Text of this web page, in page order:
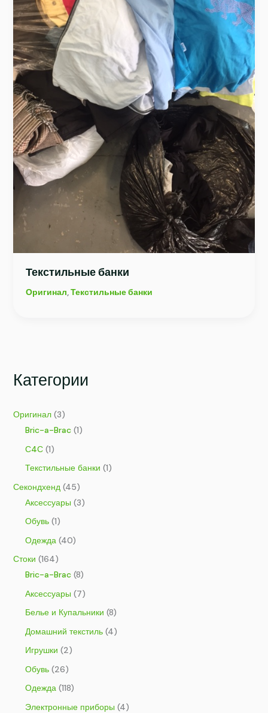
Текстильные банки
Оригинал,Текстильные банки
Категории
Оригинал(3)
Bric-a-Brac(1)
С4С(1)
Текстильные банки (1)
Секондхенд (45)
Аксессуары (3)
Обувь(1)
Одежда (40)
Стоки (164)
Bric-a-Brac(8)
Аксессуары (7)
Белье и Купальники (8)
Домашний текстиль(4)
Игрушки (2)
Обувь(26)
Одежда(118)
Электронные приборы (4)